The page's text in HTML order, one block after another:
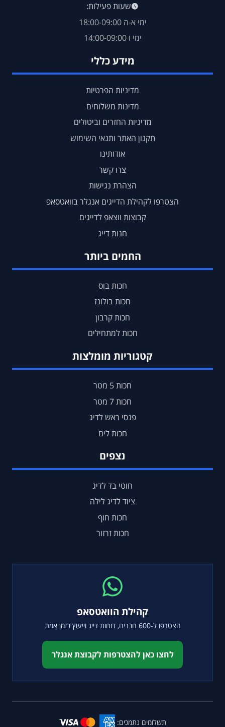
קהילת הוואטסאפ
הצטרפו ל-600 חברים, דוחות דייג וייעוץ בזמן אמת
לחצו כאן להצטרפות לקבוצת אנגלר
שעות פעילות:
ימי א-ה 18:00-09:00
ימי ו 14:00-09:00
מידע כללי
מדיניות הפרטיות
מדינות משלוחים
מדיניות החזרים וביטולים
תקנון האתר ותנאי השימוש
אודותינו
צרו קשר
הצהרת נגישות
הצטרפו לקהילת הדייגים אנגלר בוואטסאפ
קבוצות ווצאפ לדייגים
חנות דייג
החמים ביותר
חכות בוס
חכות בולונז
חכות קרבון
חכות למתחילים
קטגוריות מומלצות
חכות 5 מטר
חכות 7 מטר
פנסי ראש לדיג
חכות לים
נצפים
חוטי בד לדיג
ציוד לדיג לילה
חכות חוף
חכות זרזור
תשלומים נתמכים: